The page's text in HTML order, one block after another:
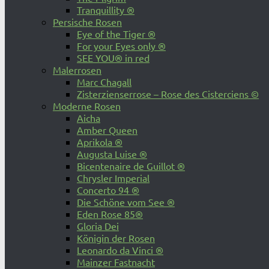
Tranquillity ®
Persische Rosen
Eye of the Tiger ®
For your Eyes only ®
SEE YOU® in red
Malerrosen
Marc Chagall
Zisterzienserrose – Rose des Cisterciens ©
Moderne Rosen
Aicha
Amber Queen
Aprikola ®
Augusta Luise ®
Bicentenaire de Guillot ®
Chrysler Imperial
Concerto 94 ®
Die Schöne vom See ®
Eden Rose 85®
Gloria Dei
Königin der Rosen
Leonardo da Vinci ®
Mainzer Fastnacht